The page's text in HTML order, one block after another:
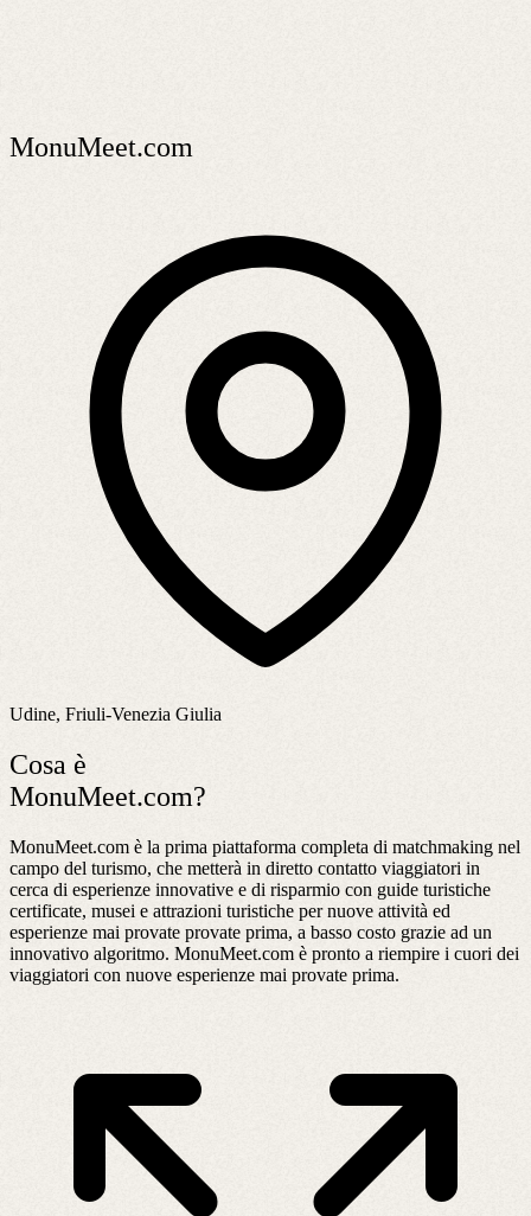
MonuMeet.com
Udine, Friuli-Venezia Giulia
Cosa è
MonuMeet.com?
MonuMeet.com è la prima piattaforma completa di matchmaking nel
campo del turismo, che metterà in diretto contatto viaggiatori in
cerca di esperienze innovative e di risparmio con guide turistiche
certificate, musei e attrazioni turistiche per nuove attività ed
esperienze mai provate provate prima, a basso costo grazie ad un
innovativo algoritmo. MonuMeet.com è pronto a riempire i cuori dei
viaggiatori con nuove esperienze mai provate prima.